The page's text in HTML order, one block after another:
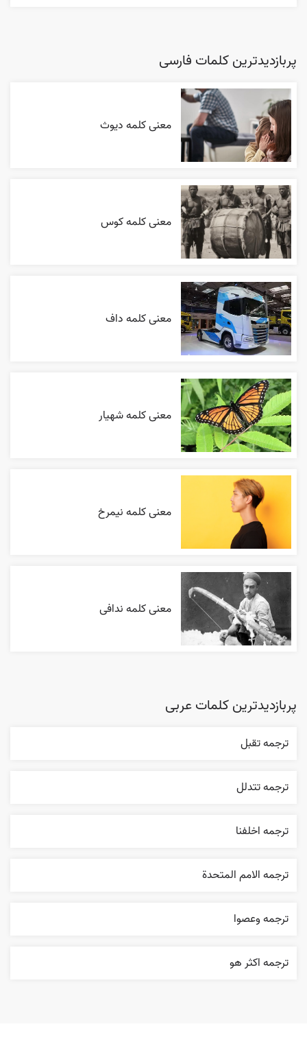
پربازدیدترین کلمات فارسی
معنی کلمه دیوث
معنی کلمه کوس
معنی کلمه داف
معنی کلمه شهیار
معنی کلمه نیمرخ
معنی کلمه ندافی
پربازدیدترین کلمات عربی
ترجمه تقبل
ترجمه تتدلل
ترجمه اخلفنا
ترجمه الامم المتحدة
ترجمه وعصوا
ترجمه اکثر هو